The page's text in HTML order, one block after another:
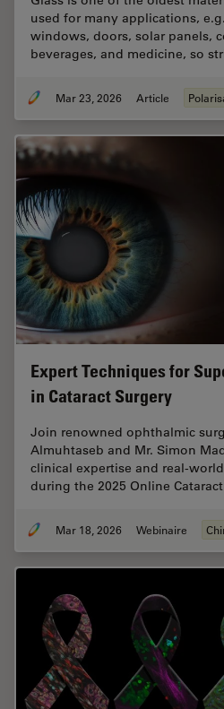
used for many applications,
windows, doors, solar panels,
beverages, and medicine, so
Mar 23, 2026 Article
Expert Techniques for
in Cataract Surgery
Join renowned ophthalmic
Almuhtaseb and Mr. Simon
clinical expertise and real-
during the 2025 Online
Mar 18, 2026 Webinaire